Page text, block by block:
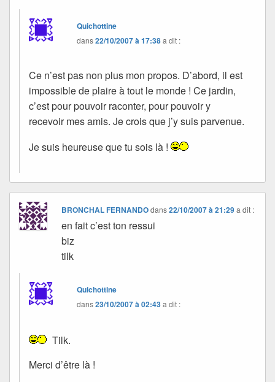
Quichottine
dans22/10/2007 à 17:38a dit :
Ce n’est pas non plus mon propos. D’abord, il est
impossible de plaire à tout le monde ! Ce jardin,
c’est pour pouvoir raconter, pour pouvoir y
recevoir mes amis. Je crois que j’y suis parvenue.
Je suis heureuse que tu sois là !
BRONCHAL FERNANDOdans22/10/2007 à 21:29 a dit :
en fait c’est ton ressui
biz
tilk
Quichottine
dans23/10/2007 à 02:43a dit :
Tilk.
Merci d’être là !